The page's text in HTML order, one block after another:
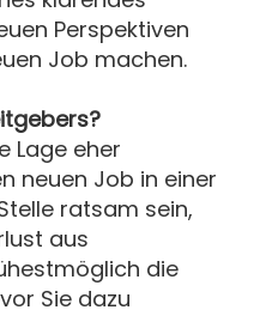
Perspektiven
Job machen.
Lage eher
neuen Job in einer
ratsam sein,
aus
die
Sie dazu